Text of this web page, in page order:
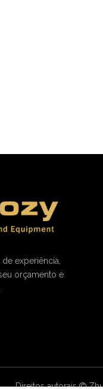
experiência,
orçamento e
Direitos autorais